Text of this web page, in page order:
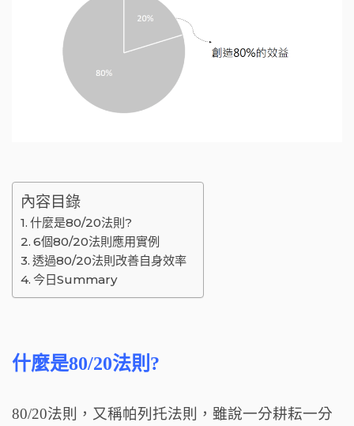
內容目錄
什麼是80/20法則?
6個80/20法則應用實例
透過80/20法則改善自身效率
今日Summary
什麼是80/20法則?
80/20法則，又稱帕列托法則，雖說一分耕耘一分